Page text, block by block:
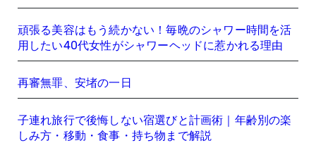
頑張る美容はもう続かない！毎晩のシャワー時間を活
用したい40代女性がシャワーヘッドに惹かれる理由
再審無罪、安堵の一日
子連れ旅行で後悔しない宿選びと計画術｜年齢別の楽
しみ方・移動・食事・持ち物まで解説